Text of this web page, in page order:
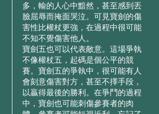
多，輸的⼈⼼中黯然，甚⾄感到丟
臉屈辱⽽掩⾯哭泣。可⾒寶劍的傷
害性⽐權杖更強，在過程中很可能
不知不覺傷害他⼈。
寶劍五也可以代表敵意。這場爭執
不像權杖五，起碼是個公平的競
賽。寶劍五的爭執中，很可能有⼈
會刻意傷害對⽅，甚⾄不擇⼿段，
以贏得最後的勝利。在爭⾾的過程
中，寶劍也可能刺傷參賽者的⾁